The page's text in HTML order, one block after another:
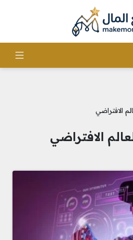
الافتراضي
الافتراضي